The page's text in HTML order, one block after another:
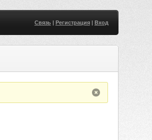
Связь| Регистрация| Вход